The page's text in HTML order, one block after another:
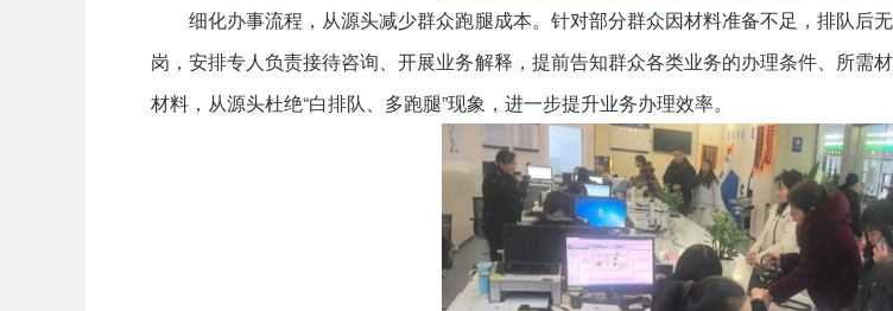
细化办事流程，从源头减少群众跑腿成本。针对部分群众因材料准备不足，排队后
岗，安排专人负责接待咨询、开展业务解释，提前告知群众各类业务的办理条件、所需
材料，从源头杜绝“白排队、多跑腿”现象，进一步提升业务办理效率。